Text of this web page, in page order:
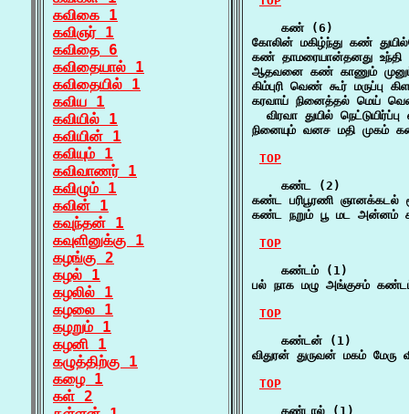
கவிகை 1
கவிஞர் 1
கவிதை 6
கவிதையால் 1
கவிதையில் 1
கவிய 1
கவியில் 1
கவியின் 1
கவியும் 1
கவிவாணர் 1
கவிழும் 1
கவின் 1
கவுந்தன் 1
கவுளினுக்கு 1
கழங்கு 2
கழல் 1
கழலில் 1
கழலை 1
கழறும் 1
கழனி 1
கழுத்திற்கு 1
கழை 1
கள் 2
    கண் (6)
கோலின் மகிழ்ந்து கண்
கண் தாமரையான்தனது
ஆதவனை கண் காணும்
கிம்புரி வெண் கூர்
கரவாய் நினைத்தல் மெய்
விரவா துயில்
நினையும் வனச மதி முகம்
TOP
    கண்ட (2)
கண்ட பரிபூரணி ஞானக்கடல்
கண்ட நறும் பூ மட அன்னம்
TOP
    கண்டம் (1)
பல் நாக மழு அங்குசம்
TOP
    கண்டன் (1)
விதுரன் துருவன் மகம்
TOP
    கண்டால் (1)